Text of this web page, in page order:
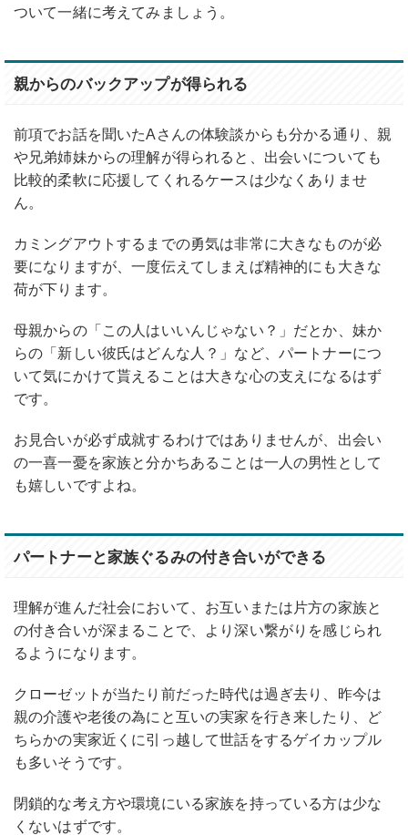
ついて一緒に考えてみましょう。
親からのバックアップが得られる
前項でお話を聞いたAさんの体験談からも分かる通り、親
や兄弟姉妹からの理解が得られると、出会いについても
比較的柔軟に応援してくれるケースは少なくありませ
ん。
カミングアウトするまでの勇気は非常に大きなものが必
要になりますが、一度伝えてしまえば精神的にも大きな
荷が下ります。
母親からの「この人はいいんじゃない？」だとか、妹か
らの「新しい彼氏はどんな人？」など、パートナーにつ
いて気にかけて貰えることは大きな心の支えになるはず
です。
お見合いが必ず成就するわけではありませんが、出会い
の一喜一憂を家族と分かちあることは一人の男性として
も嬉しいですよね。
パートナーと家族ぐるみの付き合いができる
理解が進んだ社会において、お互いまたは片方の家族と
の付き合いが深まることで、より深い繋がりを感じられ
るようになります。
クローゼットが当たり前だった時代は過ぎ去り、昨今は
親の介護や老後の為にと互いの実家を行き来したり、ど
ちらかの実家近くに引っ越して世話をするゲイカップル
も多いそうです。
閉鎖的な考え方や環境にいる家族を持っている方は少な
くないはずです。